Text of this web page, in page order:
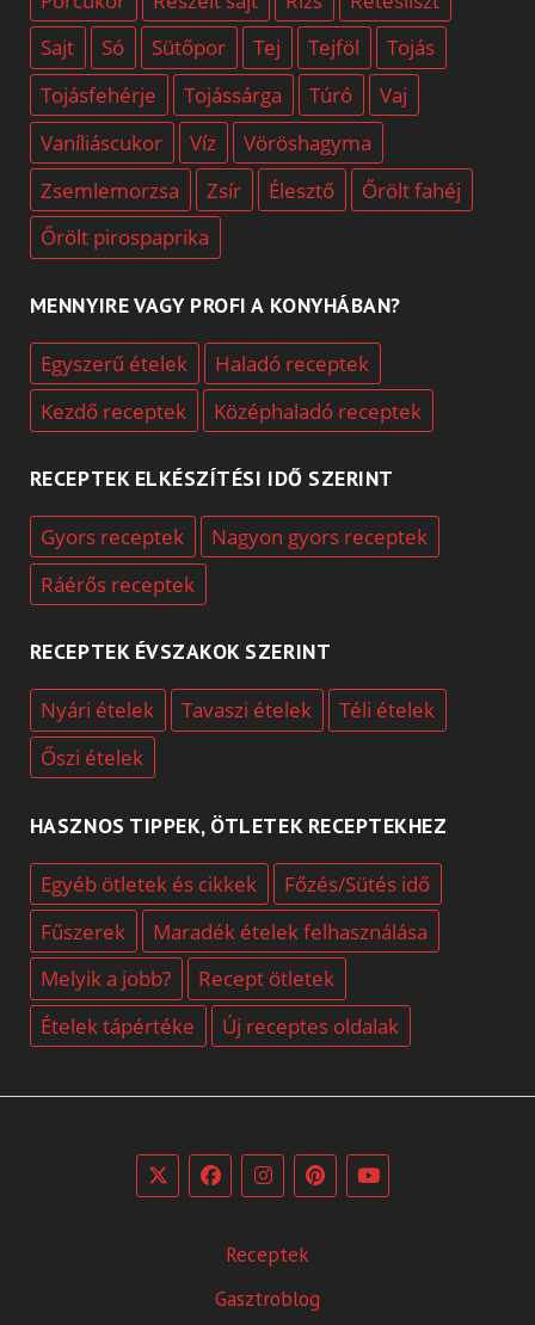
Sajt
Só Sütőpor Tej Tejföl
Tojás
Tojásfehérje
Tojássárga Túró
Vaj
Vaníliáscukor
Víz
Vöröshagyma
Zsemlemorzsa
Zsír Élesztő
Őrölt fahéj
Őrölt pirospaprika
MENNYIRE VAGY PROFI A KONYHÁBAN?
Egyszerű ételek
Haladó receptek
Kezdő receptek
Középhaladó receptek
RECEPTEK ELKÉSZÍTÉSI IDŐ SZERINT
Gyors receptek
Nagyon gyors receptek
Ráérős receptek
RECEPTEK ÉVSZAKOK SZERINT
Nyári ételek Tavaszi ételek
Téli ételek
Őszi ételek
HASZNOS TIPPEK, ÖTLETEK RECEPTEKHEZ
Egyéb ötletek és cikkek
Főzés/Sütés idő
Fűszerek
Maradék ételek felhasználása
Melyik a jobb?
Recept ötletek
Ételek tápértéke
Új receptes oldalak
Receptek
Gasztroblog